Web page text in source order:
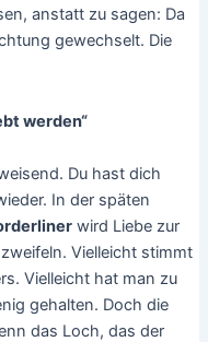
anstatt zu sagen: Da
gewechselt. Die
werden“
Du hast dich
In der späten
wird Liebe zur
Vielleicht stimmt
Vielleicht hat man zu
gehalten. Doch die
das Loch, das der